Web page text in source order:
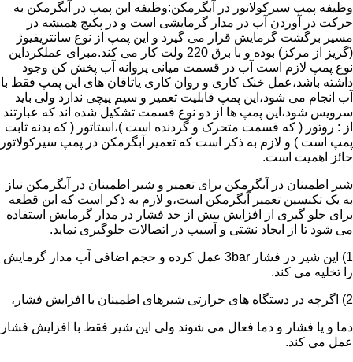
وظیفه پمپ سیرکولاتور در آبگرمکن:وظیفه این پمپ در آبگرمکن به
حرکت در آوردن آب در مدار گرمایشی است و در پکیج همیشه در
مسیر برگشت گرمایش قرار می گیرد و این پمپ از نوع سانتریفیوژ
(گریز از مرکز) بوده و با برق 220 ولت کار می کند.مبرای عملکرداین
نوع پمپ لازم است آب در قسمت میانی پروانه آب پخش کن وجود
داشته باشد،عمل خنک کاری و روان کاری یاتاقان های این پمپ فقط با
آب انجام می شود،این پمپ قابلیت تعمیر و سیم پیچی ندارد ولی باید
سرویس شود،این پمپ ها از دو نوع قسمت تشکیل شده اند که عبارتند
از : روتور ( که قسمت متحرک و گردنده است )،استاتور ( که بدنه ثابت
پمپ است ) و لازم به ذکر است که تعمیر آبگرمکن در پمپ سیرکولاتور
حائز اهمیت است.
شیر اطمینان در آبگرمکن برای تعمیر و شیر اطمینان در آبگرمکن نیاز
به یک تکنسین تعمیر آبگرمکن است،و لازم به ذکر است که این قطعه
برای جلو گیری از افزایش بیش از حد فشار در مدار گرمایش استفاده
می شود تا از ایجاد نشتی و آسیب در اتصالات جلوگیری نماید.
1) این شیر در فشار 3bar عمل کرده و حجم اضافی آب مدار گرمایش
را تخلیه می کند.
2) اگرچه در دستگاه های حرارتی شیرهای اطمینان با افزایش فشار،
دما و یا فشار و دما فعال می شوند ولی این شیر فقط با افزایش فشار
عمل می کند.